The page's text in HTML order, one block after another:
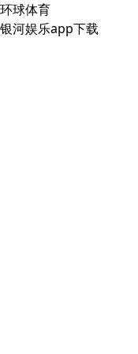
环球体育
银河娱乐app下载